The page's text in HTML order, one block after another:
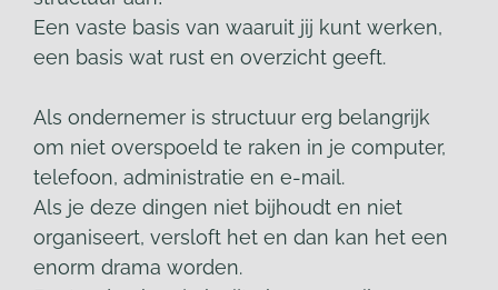
Een vaste basis van waaruit jij kunt werken,
een basis wat rust en overzicht geeft.
Als ondernemer is structuur erg belangrijk
om niet overspoeld te raken in je computer,
telefoon, administratie en e-mail.
Als je deze dingen niet bijhoudt en niet
organiseert, versloft het en dan kan het een
enorm drama worden.